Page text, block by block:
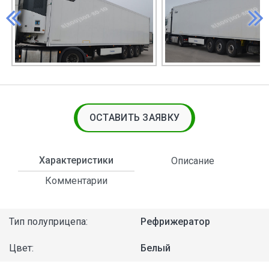
Характеристики
Описание
Комментарии
ОСТАВИТЬ ЗАЯВКУ
Тип полуприцепа: Рефрижератор
Цвет: Белый